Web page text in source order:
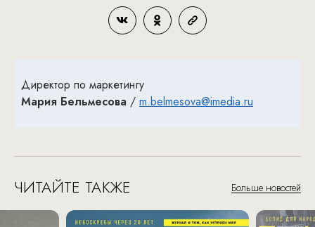
Директор по маркетингу
Мария Бельмесова / m.belmesova@imedia.ru
ЧИТАЙТЕ ТАКЖЕ Больше новостей